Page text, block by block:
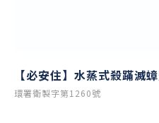
【必安住】水蒸式殺蹣滅
環署衛製字第1260號